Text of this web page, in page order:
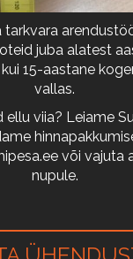
tarkvara
juba alatest
15-aastane
vallas.
viia? Leiame
või vajuta
nupule.